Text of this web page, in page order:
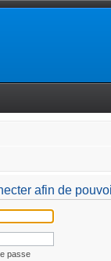
afin de
passe